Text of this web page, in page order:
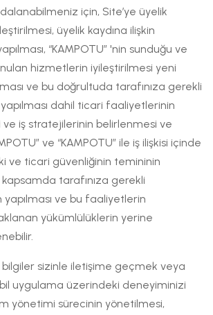
için, Site’ye üyelik
üyelik kaydına ilişkin
“KAMPOTU” 'nin sunduğu ve
hizmetlerin iyileştirilmesi yeni
ve bu doğrultuda tarafınıza gerekli
dahil ticari faaliyetlerinin
iş stratejilerinin belirlenmesi ve
ve “KAMPOTU” ile iş ilişkisi içinde
ve ticari güvenliğinin temininin
tarafınıza gerekli
ve bu faaliyetlerin
yükümlülüklerin yerine
bilgiler sizinle iletişime geçmek veya
uygulama üzerindeki deneyiminizi
yönetimi sürecinin yönetilmesi,